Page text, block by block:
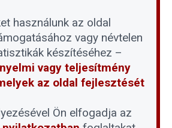
használunk az oldal
vagy névtelen
készítéséhez –
vagy teljesítmény
az oldal fejlesztését
Ön elfogadja az